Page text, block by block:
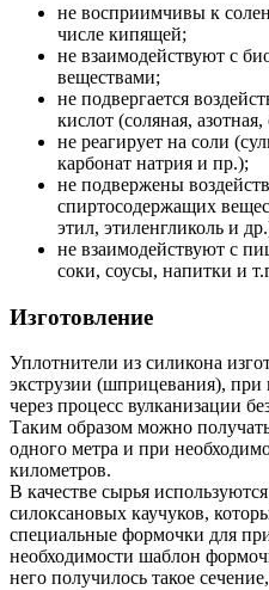
не восприимчивы к
числе кипящей;
не взаимодействуют с
веществами;
не подвергается
кислот (соляная,
не реагирует на соли
карбонат натрия и пр.);
не подвержены
спиртосодержащих
этил, этиленгликоль и
не взаимодействуют с
соки, соусы, напитки и
Изготовление
Уплотнители из силикона
экструзии (шприцевания), при
через процесс вулканизации
Таким образом можно
одного метра и при
километров.
В качестве сырья
силоксановых каучуков,
специальные формочки для
необходимости шаблон
него получилось такое